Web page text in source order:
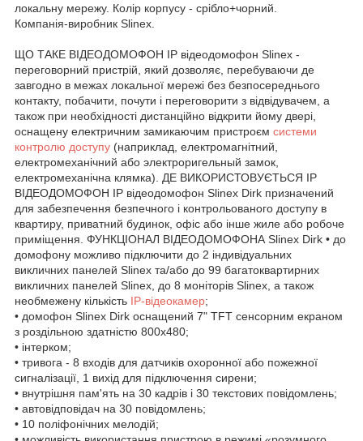
локальну мережу. Колір корпусу - срібло+чорний.
Компанія-виробник Slinex.
ЩО ТАКЕ ВІДЕОДОМОФОН IP відеодомофон Slinex -
переговорний пристрій, який дозволяє, перебуваючи де
завгодно в межах локальної мережі без безпосереднього
контакту, побачити, почути і переговорити з відвідувачем, а
також при необхідності дистанційно відкрити йому двері,
оснащену електричним замикаючим пристроєм системи
контролю доступу (наприклад, електромагнітний,
електромеханічний або электроригельный замок,
електромеханічна клямка). ДЕ ВИКОРИСТОВУЄТЬСЯ IP
ВІДЕОДОМОФОН IP відеодомофон Slinex Dirk призначений
для забезпечення безпечного і контрольованого доступу в
квартиру, приватний будинок, офіс або інше жиле або робоче
приміщення. ФУНКЦІОНАЛ ВІДЕОДОМОФОНА Slinex Dirk • до
домофону можливо підключити до 2 індивідуальних
викличних панелей Slinex та/або до 99 багатоквартирних
викличних панелей Slinex, до 8 моніторів Slinex, а також
необмежену кількість IP-відеокамер;
• домофон Slinex Dirk оснащений 7" TFT сенсорним екраном
з роздільною здатністю 800x480;
• інтерком;
• тривога - 8 входів для датчиків охоронної або пожежної
сигналізації, 1 вихід для підключення сирени;
• внутрішня пам'ять на 30 кадрів і 30 текстових повідомлень;
• автовідповідач на 30 повідомлень;
• 10 поліфонічних мелодій;